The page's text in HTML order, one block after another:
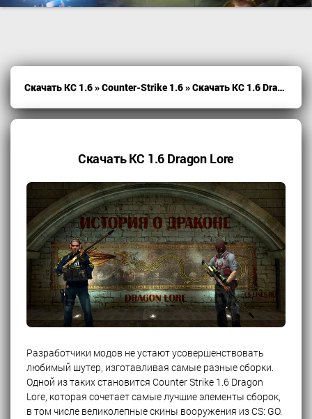
Скачать КС 1.6»Counter-Strike 1.6» Скачать КС 1.6 Dragon Lore
Скачать КС 1.6 Dragon Lore
Разработчики модов не устают усовершенствовать
любимый шутер, изготавливая самые разные сборки.
Одной из таких становится Counter Strike 1.6 Dragon
Lore, которая сочетает самые лучшие элементы сборок,
в том числе великолепные скины вооружения из CS: GO.